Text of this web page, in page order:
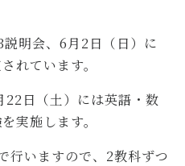
説明会、6月 2 日（日）に
れています。
22 日（土）には英語・数
実施します。
行いますので、 2教科ずつ